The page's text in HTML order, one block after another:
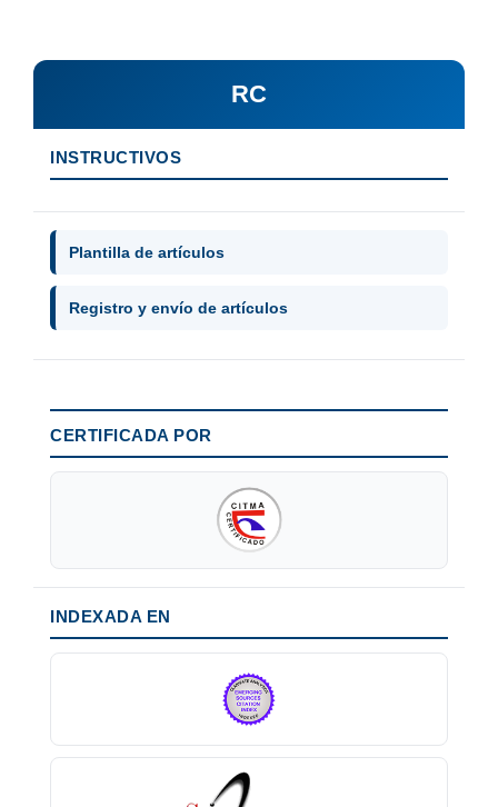
RC
INSTRUCTIVOS
Plantilla de artículos
Registro y envío de artículos
CERTIFICADA POR
INDEXADA EN